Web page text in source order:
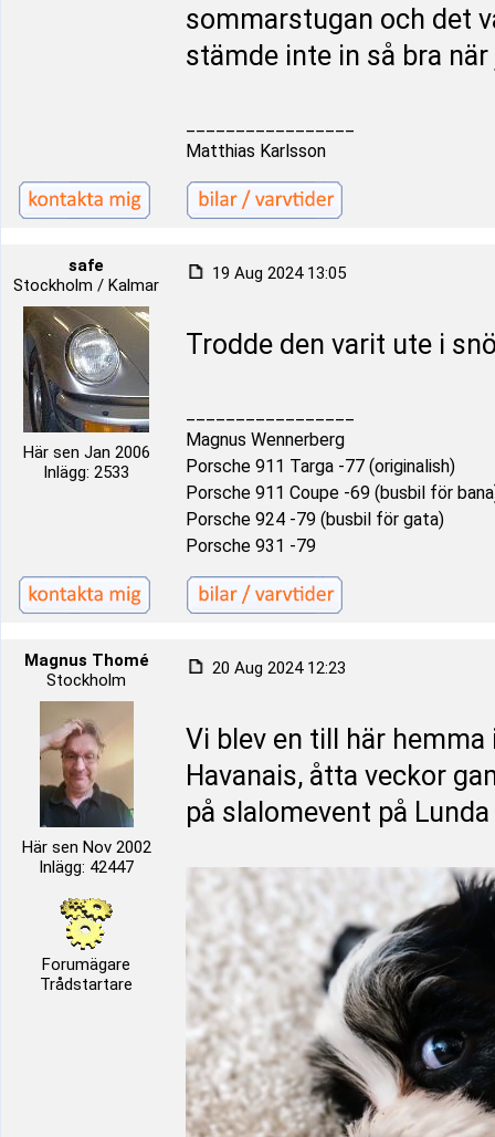
sommarstugan och det
stämde inte in så bra
Matthias Karlsson
safe
Stockholm / Kalmar
Här sen Jan 2006
Inlägg: 2533
19 Aug 2024 13:05
Trodde den varit ute i
Magnus Wennerberg
Porsche 911 Targa -77 (originalish)
Porsche 911 Coupe -69 (busbil för
Porsche 924 -79 (busbil för gata)
Porsche 931 -79
Magnus Thomé
Stockholm
Här sen Nov 2002
Inlägg: 42447
Forumägare
Trådstartare
20 Aug 2024 12:23
Vi blev en till här
Havanais, åtta veckor
på slalomevent på Lunda